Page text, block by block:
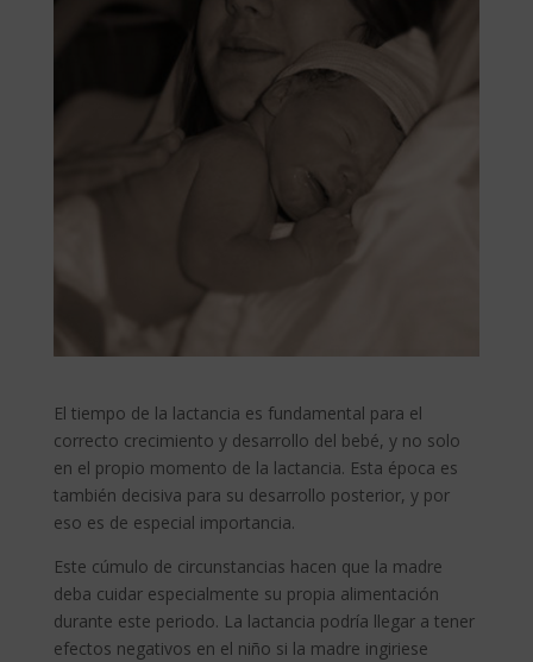
El tiempo de la lactancia es fundamental para el
correcto crecimiento y desarrollo del bebé, y no solo
en el propio momento de la lactancia. Esta época es
también decisiva para su desarrollo posterior, y por
eso es de especial importancia.
Este cúmulo de circunstancias hacen que la madre
deba cuidar especialmente su propia alimentación
durante este periodo. La lactancia podría llegar a tener
efectos negativos en el niño si la madre ingiriese